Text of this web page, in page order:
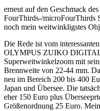
erneut auf den Geschmack
FourThirds-/microFourThirds
noch mein weitwinkligstes
Die Rede ist vom
OLYMPUS ZUIKO DIGITAL
Superweitwinkelzoom mit
Brennweite von 22-44 mm.
neu im Bereich 200 bis 400
Japan und Übersee. Die
eher 150 Euro plus
Größenordnung 25 Euro.